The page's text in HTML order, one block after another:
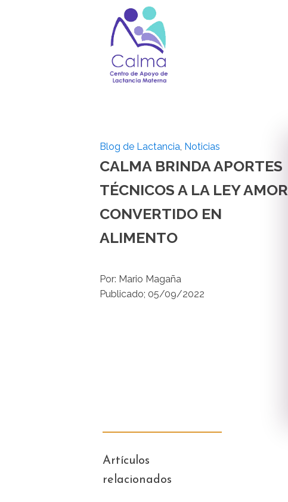
Blog de Lactancia, Noticias
CALMA BRINDA APORTES
TÉCNICOS A LA LEY AMOR
CONVERTIDO EN
ALIMENTO
Por: Mario Magaña
Publicado; 05/09/2022
Artículos
relacionados